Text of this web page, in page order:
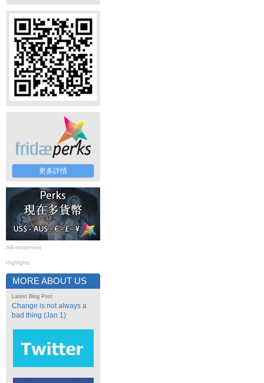
更多詳情
Advertisement
Highlights
MORE ABOUT US
Latest Blog Post
Change is not always a
bad thing (Jan 1)